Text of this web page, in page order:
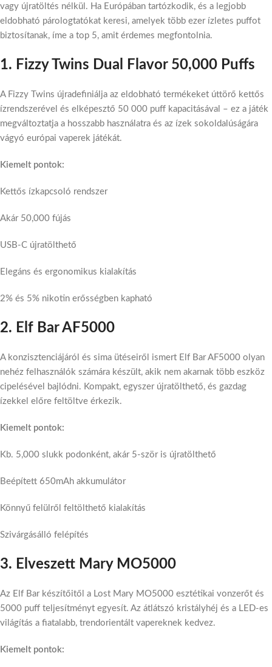
vagy újratöltés nélkül. Ha Európában tartózkodik, és a legjobb
eldobható párologtatókat keresi, amelyek több ezer ízletes puffot
biztosítanak, íme a top 5, amit érdemes megfontolnia.
1. Fizzy Twins Dual Flavor 50,000 Puffs
A Fizzy Twins újradefiniálja az eldobható termékeket úttörő kettős
ízrendszerével és elképesztő 50 000 puff kapacitásával – ez a játék
megváltoztatja a hosszabb használatra és az ízek sokoldalúságára
vágyó európai vaperek játékát.
Kiemelt pontok:
Kettős ízkapcsoló rendszer
Akár 50,000 fújás
USB-C újratölthető
Elegáns és ergonomikus kialakítás
2% és 5% nikotin erősségben kapható
2. Elf Bar AF5000
A konzisztenciájáról és sima ütéseiről ismert Elf Bar AF5000 olyan
nehéz felhasználók számára készült, akik nem akarnak több eszköz
cipelésével bajlódni. Kompakt, egyszer újratölthető, és gazdag
ízekkel előre feltöltve érkezik.
Kiemelt pontok:
Kb. 5,000 slukk podonként, akár 5-ször is újratölthető
Beépített 650mAh akkumulátor
Könnyű felülről feltölthető kialakítás
Szivárgásálló felépítés
3. Elveszett Mary MO5000
Az Elf Bar készítőitől a Lost Mary MO5000 esztétikai vonzerőt és
5000 puff teljesítményt egyesít. Az átlátszó kristályhéj és a LED-es
világítás a fiatalabb, trendorientált vapereknek kedvez.
Kiemelt pontok: